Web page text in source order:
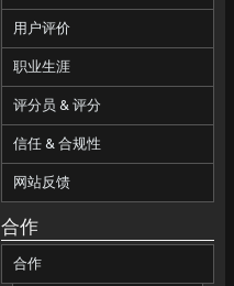
用户评价
职业生涯
评分员 & 评分
信任 & 合规性
网站反馈
合作
合作